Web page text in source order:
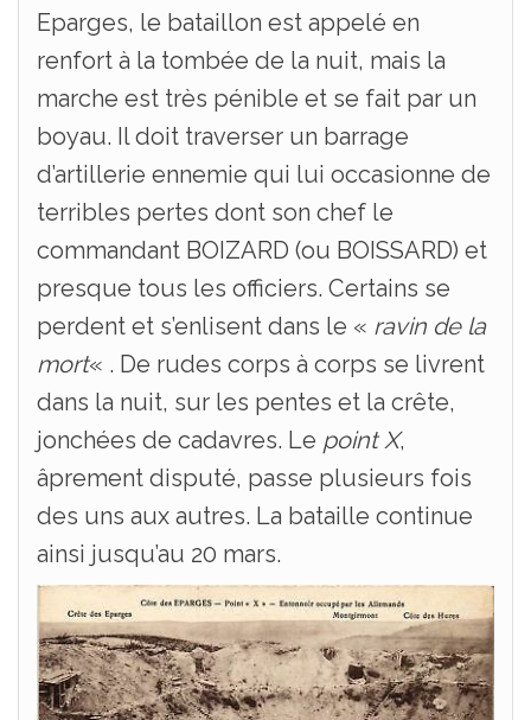
Eparges, le bataillon est appelé en
renfort à la tombée de la nuit, mais la
marche est très pénible et se fait par un
boyau. Il doit traverser un barrage
d’artillerie ennemie qui lui occasionne de
terribles pertes dont son chef le
commandant BOIZARD (ou BOISSARD) et
presque tous les officiers. Certains se
perdent et s’enlisent dans le « ravin de la
mort« . De rudes corps à corps se livrent
dans la nuit, sur les pentes et la crête,
jonchées de cadavres. Le point X,
âprement disputé, passe plusieurs fois
des uns aux autres. La bataille continue
ainsi jusqu’au 20 mars.